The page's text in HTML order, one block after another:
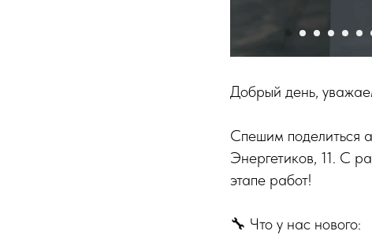
Добрый день,
Спешим поделиться
Энергетиков, 11. С
этапе работ!
🔧 Что у нас нового: